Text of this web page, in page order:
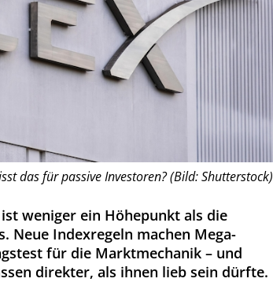
das für passive Investoren? (Bild: Shutterstock)
weniger ein Höhepunkt als die
Neue Indexregeln machen Mega-
für die Marktmechanik – und
direkter, als ihnen lieb sein dürfte.